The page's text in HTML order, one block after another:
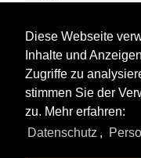
Diese Webseite
Inhalte und
Zugriffe zu
stimmen Sie der
zu. Mehr erfahren:
Datenschutz ,